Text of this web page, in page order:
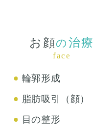
お顔の 治療
face
輪郭形成
脂肪吸引（顔）
目の整形